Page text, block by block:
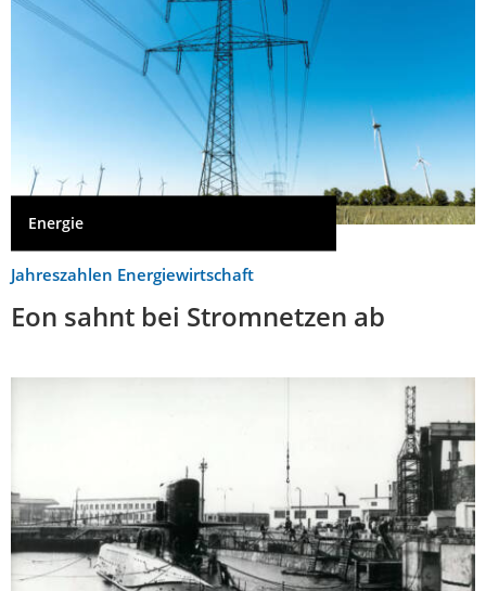
Energie
Jahreszahlen Energiewirtschaft
Eon sahnt bei Stromnetzen ab